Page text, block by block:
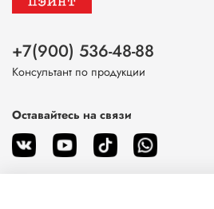
+7(900) 536-48-88
Консультант по продукции
Оставайтесь на связи